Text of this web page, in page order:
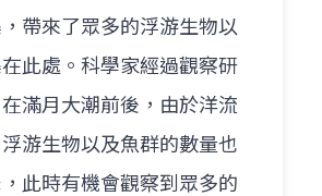
帶來了眾多的浮游生物以
此處。科學家經過觀察研
滿月大潮前後，由於洋流
游生物以及魚群的數量也
此時有機會觀察到眾多的